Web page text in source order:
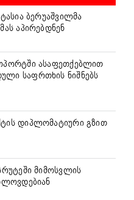
ბერუაშვილმა
აპირებდნენ
ასაფეთქებლით
საფრთხის ნიშნებს
დიპლომატიური გზით
მიმოსვლის